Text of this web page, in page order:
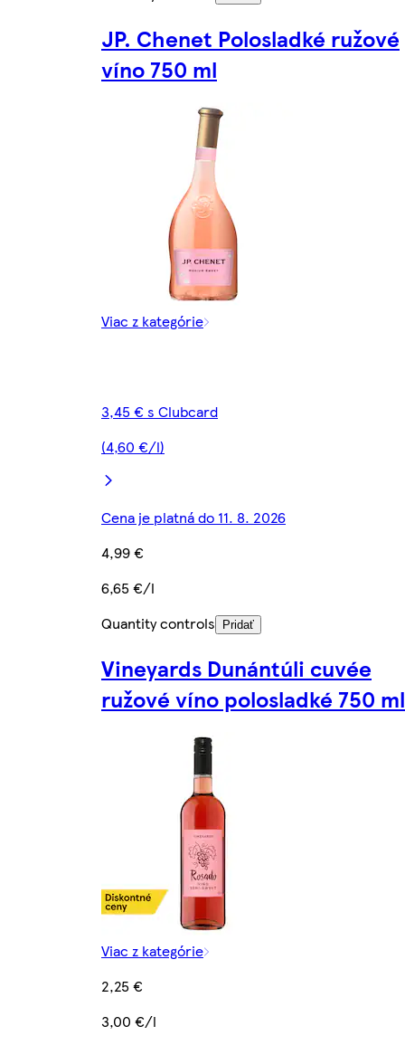
JP. Chenet Polosladké ružové
víno 750 ml
Viac z kategórie
3,45 € s Clubcard
(4,60 €/l)
Cena je platná do 11. 8. 2026
4,99 €
6,65 €/l
Quantity controls
Pridať
Vineyards Dunántúli cuvée
ružové víno polosladké 750 ml
Viac z kategórie
2,25 €
3,00 €/l